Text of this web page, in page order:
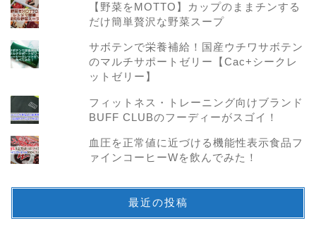
【野菜をMOTTO】カップのままチンする
だけ簡単贅沢な野菜スープ
サボテンで栄養補給！国産ウチワサボテン
のマルチサポートゼリー【Cac+シークレ
ットゼリー】
フィットネス・トレーニング向けブランド
BUFF CLUBのフーディーがスゴイ！
血圧を正常値に近づける機能性表示食品フ
ァインコーヒーWを飲んでみた！
最近の投稿